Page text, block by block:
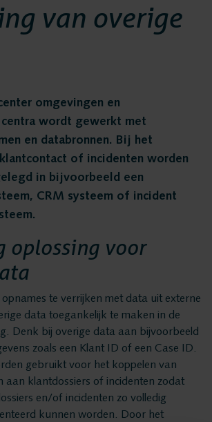
en data
logging
Recording
Recording
Analytics
Centers
Instellingen
Orde & Veiligheid
van overige
omgevingen en
wordt gewerkt met
en databronnen. Bij het
of incidenten worden
in bijvoorbeeld een
CRM systeem of incident
oplossing voor
opnames te verrijken met data uit externe
data toegankelijk te maken in de
Denk bij overige data aan bijvoorbeeld
zoals een Klant ID of een Case ID.
gebruikt voor het koppelen van
aan klantdossiers of incidenten zodat
en/of incidenten zo volledig
kunnen worden. Door het